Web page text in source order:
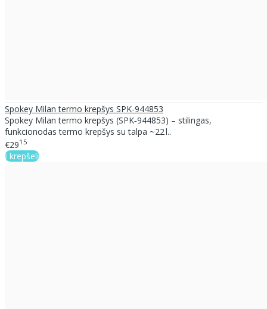
Spokey Milan termo krepšys SPK-944853
Spokey Milan termo krepšys (SPK‑944853) – stilingas,
funkcionodas termo krepšys su talpa ~22 l..
€2915
Į krepšelį